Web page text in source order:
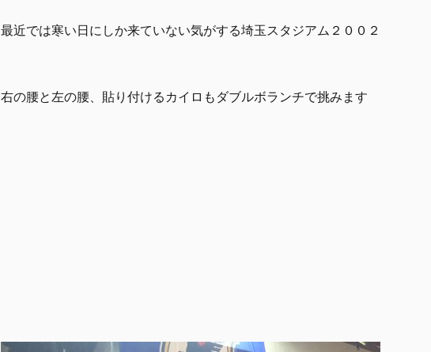
最近では寒い日にしか来ていない気がする埼玉スタジアム２００２
右の腰と左の腰、貼り付けるカイロもダブルボランチで挑みます